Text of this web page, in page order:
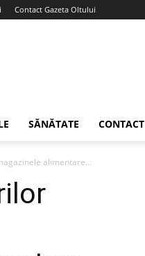
Contact Gazeta Oltului
SĂNĂTATE CONTACT
alimentare...